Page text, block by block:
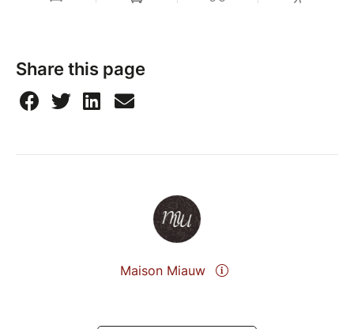
Share this page
Maison Miauw